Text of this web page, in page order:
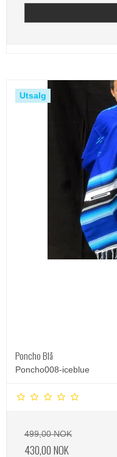
Utsalg
Poncho Blå
Poncho008-iceblue
499,00 NOK
430,00 NOK